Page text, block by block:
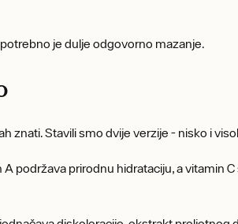
je dulje odgovorno mazanje.
znati. Stavili smo dvije verzije - nisko i
podržava prirodnu hidrataciju, a vitamin